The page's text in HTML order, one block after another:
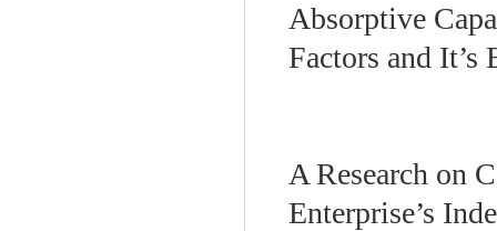
Absorptive
Factors and It’s
A Research on
Enterprise’s